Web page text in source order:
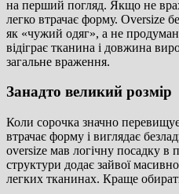
на перший погляд. Якщо не
легко втрачає форму. Oversize
як «чужий одяг», а не
відіграє тканина і довжина
загальне враження.
Занадто великий розмір
Коли сорочка значно
втрачає форму і виглядає
oversize мав логічну посадку в
структури додає зайвої
легких тканинах. Краще